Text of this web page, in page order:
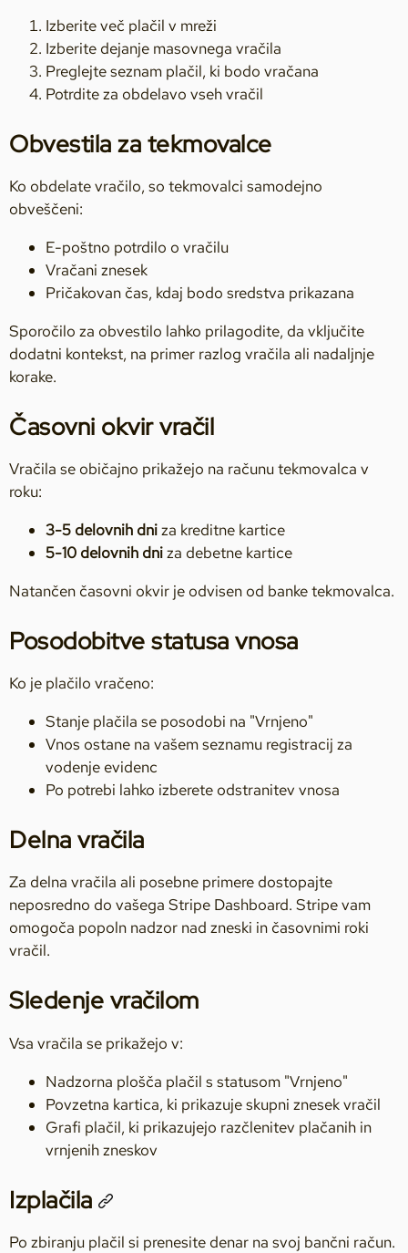
Izberite več plačil v mreži
Izberite dejanje masovnega vračila
Preglejte seznam plačil, ki bodo vračana
Potrdite za obdelavo vseh vračil
Obvestila za tekmovalce
Ko obdelate vračilo, so tekmovalci samodejno
obveščeni:
E-poštno potrdilo o vračilu
Vračani znesek
Pričakovan čas, kdaj bodo sredstva prikazana
Sporočilo za obvestilo lahko prilagodite, da vključite
dodatni kontekst, na primer razlog vračila ali nadaljnje
korake.
Časovni okvir vračil
Vračila se običajno prikažejo na računu tekmovalca v
roku:
3-5 delovnih dniza kreditne kartice
5-10 delovnih dniza debetne kartice
Natančen časovni okvir je odvisen od banke tekmovalca.
Posodobitve statusa vnosa
Ko je plačilo vračeno:
Stanje plačila se posodobi na "Vrnjeno"
Vnos ostane na vašem seznamu registracij za
vodenje evidenc
Po potrebi lahko izberete odstranitev vnosa
Delna vračila
Za delna vračila ali posebne primere dostopajte
neposredno do vašega Stripe Dashboard. Stripe vam
omogoča popoln nadzor nad zneski in časovnimi roki
vračil.
Sledenje vračilom
Vsa vračila se prikažejo v:
Nadzorna plošča plačil s statusom "Vrnjeno"
Povzetna kartica, ki prikazuje skupni znesek vračil
Grafi plačil, ki prikazujejo razčlenitev plačanih in
vrnjenih zneskov
Izplačila
Po zbiranju plačil si prenesite denar na svoj bančni račun.